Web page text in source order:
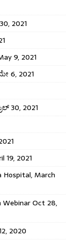
2021
9, 2021
6, 2021
30, 2021
19, 2021
Hospital, March
Webinar Oct 28,
2020